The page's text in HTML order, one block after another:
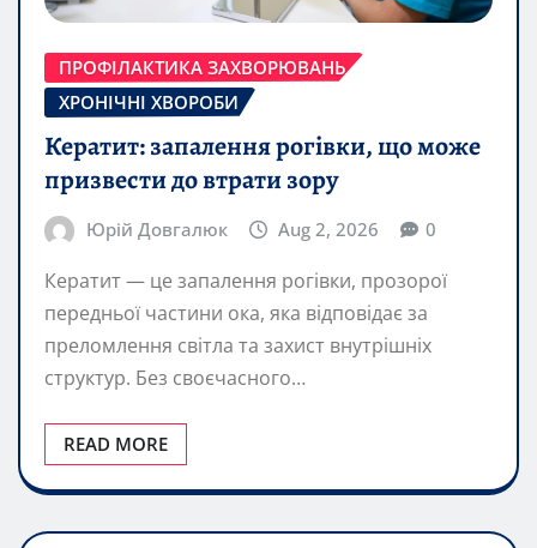
ПРОФІЛАКТИКА ЗАХВОРЮВАНЬ
ХРОНІЧНІ ХВОРОБИ
Кератит: запалення рогівки, що може
призвести до втрати зору
Юрій Довгалюк Aug 2, 2026 0
Кератит — це запалення рогівки, прозорої
передньої частини ока, яка відповідає за
преломлення світла та захист внутрішніх
структур. Без своєчасного…
READ MORE